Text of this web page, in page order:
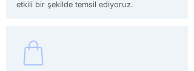
etkili bir şekilde temsil ediyoruz.